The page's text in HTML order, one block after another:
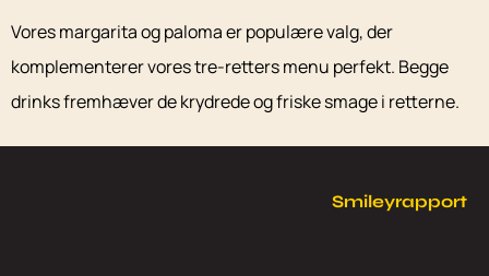
Vores margarita og paloma er populære valg, der
komplementerer vores tre-retters menu perfekt. Begge
drinks fremhæver de krydrede og friske smage i retterne.
Smileyrapport